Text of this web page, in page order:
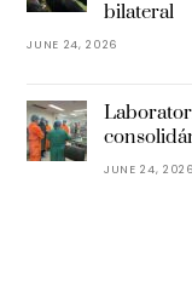
bilateral
JUNE 24, 2026
JUNE 24, 2026